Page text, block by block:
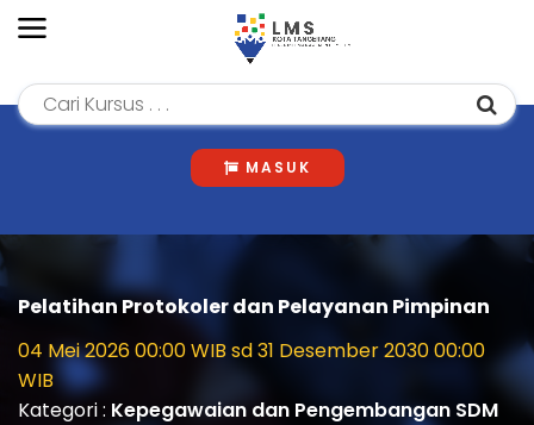
MASUK
Pelatihan Protokoler dan Pelayanan Pimpinan
04 Mei 2026 00:00 WIB sd 31 Desember 2030 00:00
WIB
Kategori : Kepegawaian dan Pengembangan SDM